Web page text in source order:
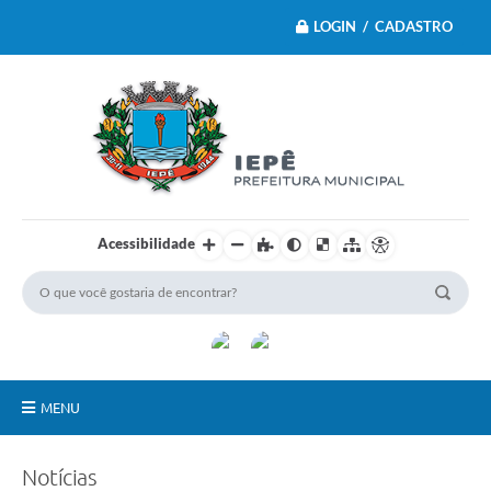
LOGIN / CADASTRO
Acessibilidade
MENU
Notícias